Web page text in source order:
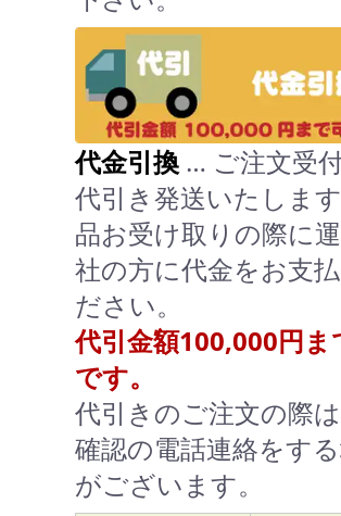
代金引換 … ご注文受付
代引き発送いたしま
品お受け取りの際に
社の方に代金をお支払
ださい。
代引金額100,000円ま
です。
代引きのご注文の際
確認の電話連絡をす
がございます。